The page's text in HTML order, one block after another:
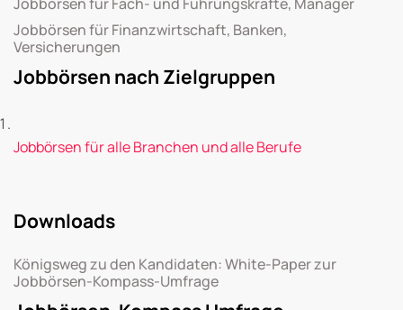
Jobbörsen für Finanzwirtschaft, Banken,
Versicherungen
Jobbörsen nach Zielgruppen
Jobbörsen für alle Branchen und alle Berufe
Downloads
Königsweg zu den Kandidaten: White-Paper zur
Jobbörsen-Kompass-Umfrage